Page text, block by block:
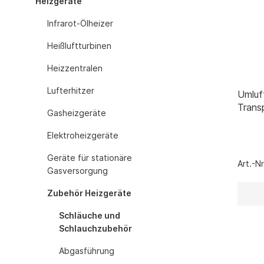
Infrarot-Ölheizer
Heißluftturbinen
Heizzentralen
Lufterhitzer
Gasheizgeräte
Elektroheizgeräte
Geräte für stationäre
Gasversorgung
Zubehör Heizgeräte
Schläuche und
Schlauchzubehör
Abgasführung
Art.-